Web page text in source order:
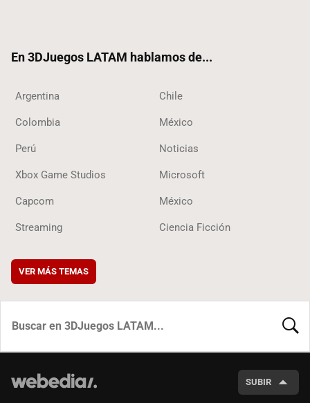
En 3DJuegos LATAM hablamos de...
Argentina Chile
Colombia México
Perú Noticias
Xbox Game Studios Microsoft
Capcom México
Streaming Ciencia Ficción
VER MÁS TEMAS
SUBIR